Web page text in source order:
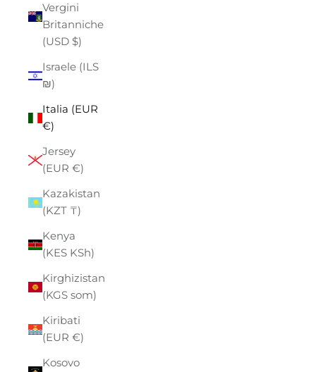
Vergini
Britanniche
(USD $)
Israele (ILS
₪)
Italia (EUR
€)
Jersey
(EUR €)
Kazakistan
(KZT ₸)
Kenya
(KES KSh)
Kirghizistan
(KGS som)
Kiribati
(EUR €)
Kosovo